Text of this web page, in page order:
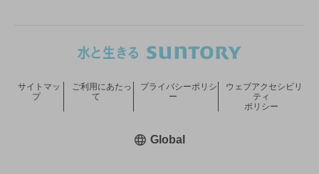
サイトマッ
プ
ご利用にあたっ
て
プライバシーポリシ
ー
ウェブアクセシビリ
ティ
ポリシー
Global新しいウィンドウで開く